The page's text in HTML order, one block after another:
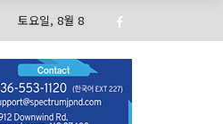
토요일, 8월 8